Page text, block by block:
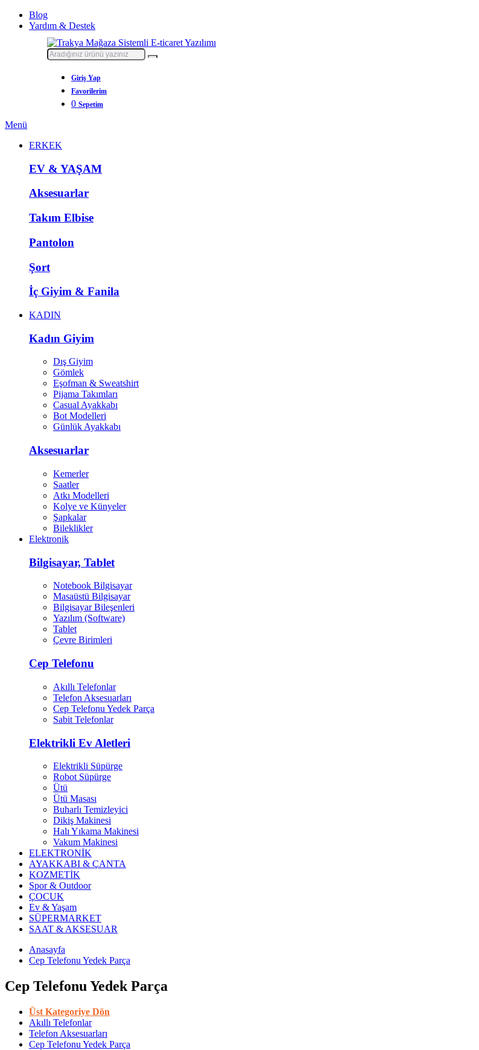
Blog
Yardım & Destek
Giriş Yap
Favorilerim
0 Sepetim
Menü
ERKEK
EV & YAŞAM
Aksesuarlar
Takım Elbise
Pantolon
Şort
İç Giyim & Fanila
KADIN
Kadın Giyim
Dış Giyim
Gömlek
Eşofman & Sweatshirt
Pijama Takımları
Casual Ayakkabı
Bot Modelleri
Günlük Ayakkabı
Aksesuarlar
Kemerler
Saatler
Atkı Modelleri
Kolye ve Künyeler
Şapkalar
Bileklikler
Elektronik
Bilgisayar, Tablet
Notebook Bilgisayar
Masaüstü Bilgisayar
Bilgisayar Bileşenleri
Yazılım (Software)
Tablet
Çevre Birimleri
Cep Telefonu
Akıllı Telefonlar
Telefon Aksesuarları
Cep Telefonu Yedek Parça
Sabit Telefonlar
Elektrikli Ev Aletleri
Elektrikli Süpürge
Robot Süpürge
Ütü
Ütü Masası
Buharlı Temizleyici
Dikiş Makinesi
Halı Yıkama Makinesi
Vakum Makinesi
ELEKTRONİK
AYAKKABI & ÇANTA
KOZMETİK
Spor & Outdoor
ÇOCUK
Ev & Yaşam
SÜPERMARKET
SAAT & AKSESUAR
Anasayfa
Cep Telefonu Yedek Parça
Cep Telefonu Yedek Parça
Üst Kategoriye Dön
Akıllı Telefonlar
Telefon Aksesuarları
Cep Telefonu Yedek Parça